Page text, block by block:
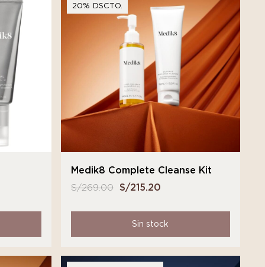
20% DSCTO.
Medik8 Complete Cleanse Kit
S/269.00 El
era:
S/215.20
es:
Sin stock